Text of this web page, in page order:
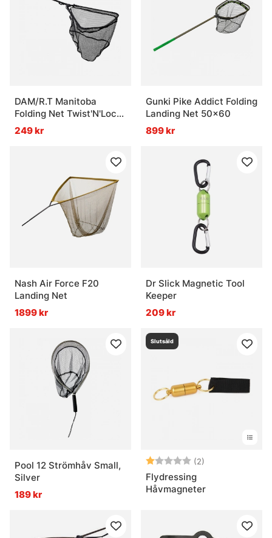
DAM/R.T Manitoba
Folding Net Twist'N'Lock
- 50x50cm
249 kr
Gunki Pike Addict Folding
Landing Net 50x60
899 kr
Nash Air Force F20
Landing Net
1899 kr
Dr Slick Magnetic Tool
Keeper
209 kr
Pool 12 Strömhåv Small,
Silver
189 kr
Slutsåld
Betyg: (2)
Flydressing
Håvmagneter